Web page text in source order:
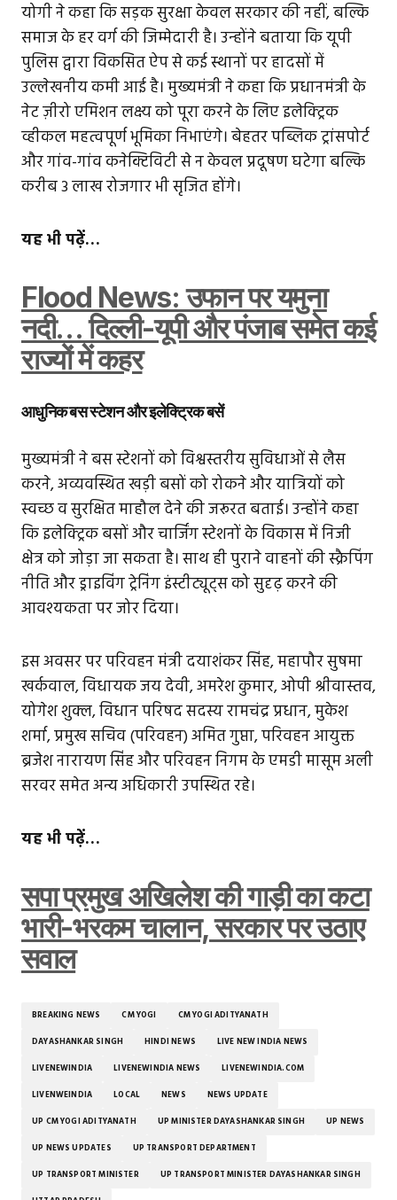
योगी ने कहा कि सड़क सुरक्षा केवल सरकार की नहीं, बल्कि
समाज के हर वर्ग की जिम्मेदारी है। उन्होंने बताया कि यूपी
पुलिस द्वारा विकसित ऐप से कई स्थानों पर हादसों में
उल्लेखनीय कमी आई है। मुख्यमंत्री ने कहा कि प्रधानमंत्री के
नेट ज़ीरो एमिशन लक्ष्य को पूरा करने के लिए इलेक्ट्रिक
व्हीकल महत्वपूर्ण भूमिका निभाएंगे। बेहतर पब्लिक ट्रांसपोर्ट
और गांव-गांव कनेक्टिविटी से न केवल प्रदूषण घटेगा बल्कि
करीब 3 लाख रोजगार भी सृजित होंगे।
यह भी पढ़ें…
Flood News: उफान पर यमुना
नदी… दिल्ली-यूपी और पंजाब समेत कई
राज्यों में कहर
आधुनिक बस स्टेशन और इलेक्ट्रिक बसें
मुख्यमंत्री ने बस स्टेशनों को विश्वस्तरीय सुविधाओं से लैस
करने, अव्यवस्थित खड़ी बसों को रोकने और यात्रियों को
स्वच्छ व सुरक्षित माहौल देने की जरूरत बताई। उन्होंने कहा
कि इलेक्ट्रिक बसों और चार्जिंग स्टेशनों के विकास में निजी
क्षेत्र को जोड़ा जा सकता है। साथ ही पुराने वाहनों की स्क्रैपिंग
नीति और ड्राइविंग ट्रेनिंग इंस्टीट्यूट्स को सुदृढ़ करने की
आवश्यकता पर जोर दिया।
इस अवसर पर परिवहन मंत्री दयाशंकर सिंह, महापौर सुषमा
खर्कवाल, विधायक जय देवी, अमरेश कुमार, ओपी श्रीवास्तव,
योगेश शुक्ल, विधान परिषद सदस्य रामचंद्र प्रधान, मुकेश
शर्मा, प्रमुख सचिव (परिवहन) अमित गुप्ता, परिवहन आयुक्त
ब्रजेश नारायण सिंह और परिवहन निगम के एमडी मासूम अली
सरवर समेत अन्य अधिकारी उपस्थित रहे।
यह भी पढ़ें…
सपा प्रमुख अखिलेश की गाड़ी का कटा
भारी-भरकम चालान, सरकार पर उठाए
सवाल
BREAKING NEWS CM YOGI CM YOGI ADITYANATH
DAYASHANKAR SINGH HINDI NEWS LIVE NEW INDIA NEWS
LIVENEWINDIA LIVENEWINDIA NEWS LIVENEWINDIA.COM
LIVENWEINDIA LOCAL NEWS NEWS UPDATE
UP CM YOGI ADITYANATH UP MINISTER DAYASHANKAR SINGH UP NEWS
UP NEWS UPDATES UP TRANSPORT DEPARTMENT
UP TRANSPORT MINISTER UP TRANSPORT MINISTER DAYASHANKAR SINGH